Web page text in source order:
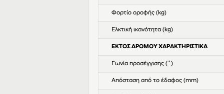
Φορτίο οροφής (kg)
Ελκτική ικανότητα (kg)
ΕΚΤΟΣ ΔΡΟΜΟΥ ΧΑΡΑΚΤΗΡΙΣΤΙΚΑ
Γωνία προσέγγισης (˚)
Απόσταση από το έδαφος (mm)